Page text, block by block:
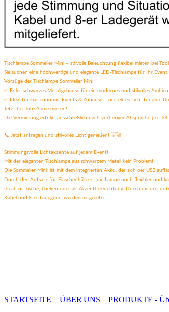
Tischlampe Sommelier Mini – stilvolle Beleuchtung flexibel mieten bei
Sie suchen eine hochwertige und elegante LED-Tischlampe für Ihr
Vorzüge der Tischlampe Sommelier Mini
✅ Edles schwarzes Metallgehäuse für ein modernes und stilvolles
✅ Ideal für Gastronomie, Events & Zuhause – perfektes Licht für jede
Jetzt bei Tools4time mieten!
Die Vermietung erfolgt ausschließlich nach vorheriger Absprache per
📞 Jetzt anfragen und stilvolles Licht genießen! 💡🚀
Stimmungsvolle Lichtakzente auf jedem Event!
Mit der eleganten Tischlampe aus schwarzem Metall kein Problem!
Die Sommelier Mini ist mit dem integrierten Akku, der sich per USB
Durch den Aufsatz für Flaschenhälse ist die Lampe noch flexibler und
Ideal für Tische, Theken oder als Akzentbeleuchtung. Durch die drei
Kabel und 8-er Ladegerät werden mitgeliefert.
STARTSEITE ÜBER UNS PRODUKTE -